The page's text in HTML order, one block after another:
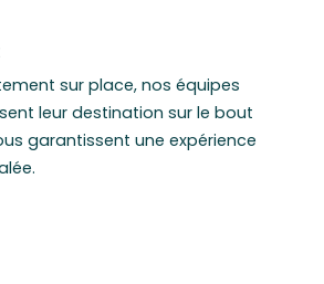
sur place, nos équipes
leur destination sur le bout
garantissent une expérience